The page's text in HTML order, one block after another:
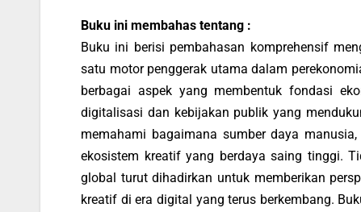
Buku ini membahas tentang :
Buku ini berisi pembahasan komprehensif
satu motor penggerak utama dalam
berbagai aspek yang membentuk fondasi
digitalisasi dan kebijakan publik yang
memahami bagaimana sumber daya
ekosistem kreatif yang berdaya saing tinggi.
global turut dihadirkan untuk memberikan
kreatif di era digital yang terus berkembang.